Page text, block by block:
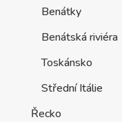
Benátky
Benátská riviéra
Toskánsko
Střední Itálie
Řecko